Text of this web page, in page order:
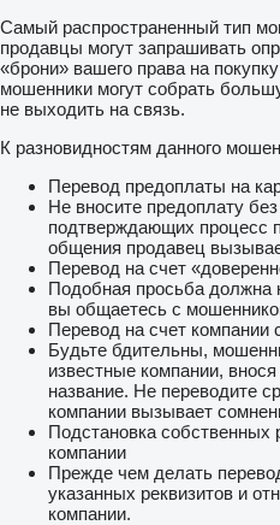
Самый распространенный тип
продавцы могут запрашивать
«брони» вашего права на
мошенники могут собрать
не выходить на связь.
К разновидностям данного
Перевод предоплаты на
Не вносите предоплату
подтверждающих процесс
общения продавец
Перевод на счет
Подобная просьба должна
вы общаетесь с
Перевод на счет
Будьте бдительны,
известные компании,
название. Не переводите
компании вызывает
Подстановка собственных
компании
Прежде чем делать
указанных реквизитов и
компании.